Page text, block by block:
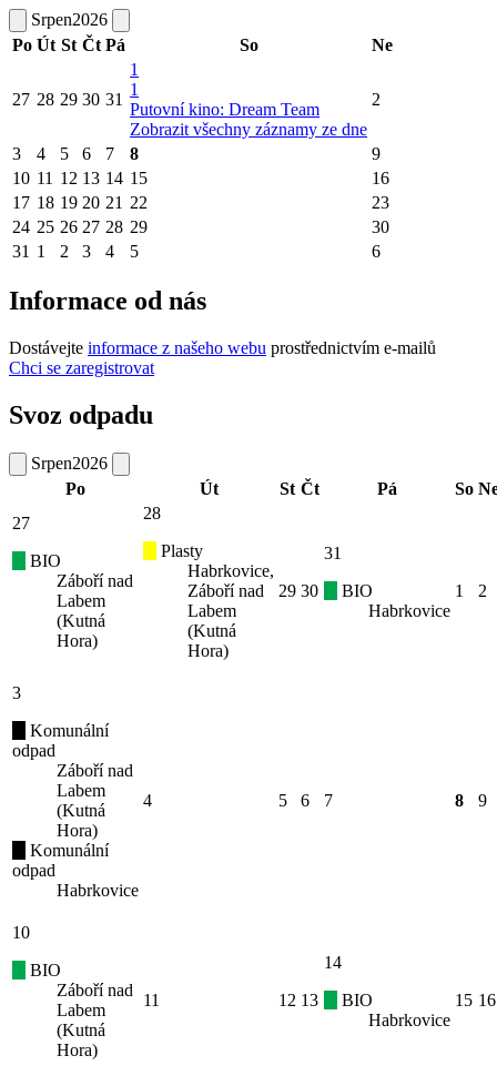
Srpen2026
Po Út St Čt Pá So Ne
27 28 29 30 31
1
1
Putovní kino: Dream Team
Zobrazit všechny záznamy ze dne
2
3 4 5 6 7 8
9
10 11 12 13 14 15
16
17 18 19 20 21 22
23
24 25 26 27 28 29
30
31 1 2 3 4 5 6
Informace od nás
Dostávejte informace z našeho webu prostřednictvím e-mailů
Chci se zaregistrovat
Svoz odpadu
Srpen2026
Po
Út St Čt Pá So
27
BIO
Záboří nad
Labem
(Kutná
Hora)
28
Plasty
Habrkovice,
Záboří nad
Labem
(Kutná
Hora)
29 30
31
BIO
Habrkovice
1 2
3
Komunální
odpad
Záboří nad
Labem
(Kutná
Hora)
Komunální
odpad
Habrkovice
4 5 6 7 8 9
10
BIO
Záboří nad
Labem
(Kutná
Hora)
11 12 13
14
BIO
Habrkovice
15 16